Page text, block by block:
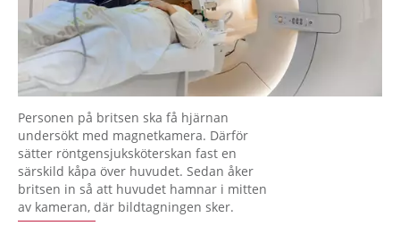
Personen på britsen ska få hjärnan
undersökt med magnetkamera. Därför
sätter röntgensjuksköterskan fast en
särskild kåpa över huvudet. Sedan åker
britsen in så att huvudet hamnar i mitten
av kameran, där bildtagningen sker.